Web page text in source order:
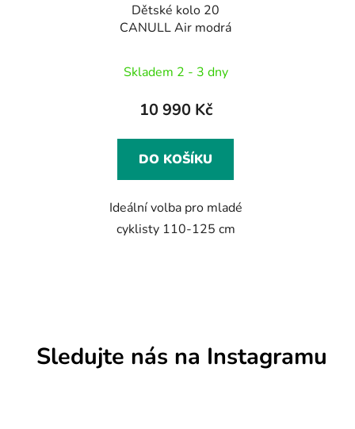
Dětské kolo 20
CANULL Air modrá
Skladem 2 - 3 dny
10 990 Kč
DO KOŠÍKU
Ideální volba pro mladé
cyklisty 110-125 cm
Sledujte nás na Instagramu